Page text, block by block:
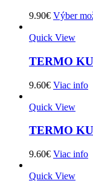
9.90€ Výber
Quick View
TERMO
9.60€ Viac info
Quick View
TERMO
9.60€ Viac info
Quick View